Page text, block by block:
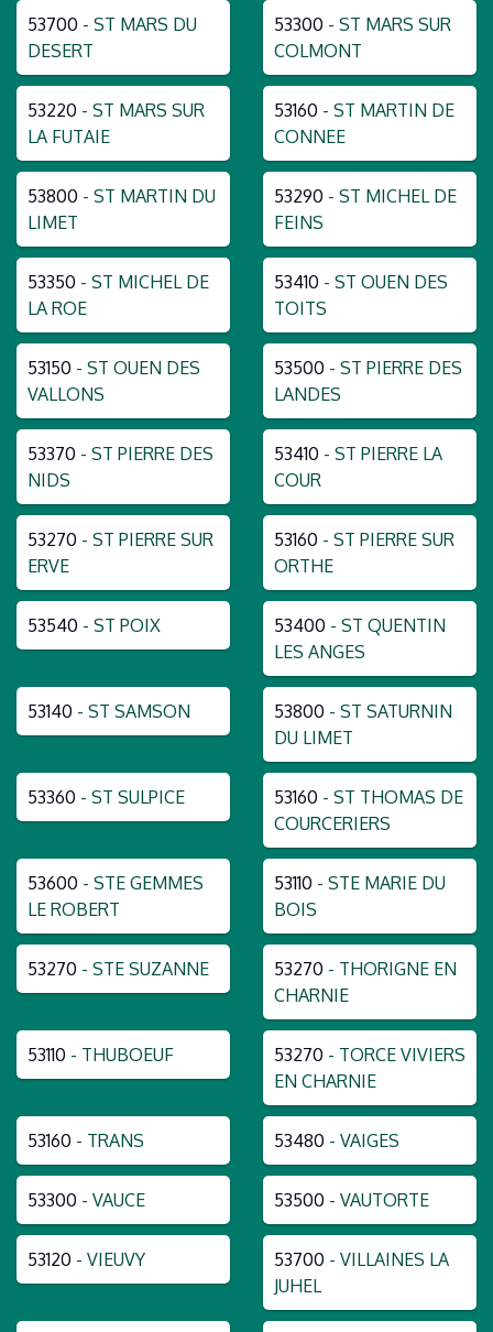
53700 - ST MARS DU
DESERT
53300 - ST MARS SUR
COLMONT
53220 - ST MARS SUR
LA FUTAIE
53160 - ST MARTIN DE
CONNEE
53800 - ST MARTIN DU
LIMET
53290 - ST MICHEL DE
FEINS
53350 - ST MICHEL DE
LA ROE
53410 - ST OUEN DES
TOITS
53150 - ST OUEN DES
VALLONS
53500 - ST PIERRE DES
LANDES
53370 - ST PIERRE DES
NIDS
53410 - ST PIERRE LA
COUR
53270 - ST PIERRE SUR
ERVE
53160 - ST PIERRE SUR
ORTHE
53540 - ST POIX 53400 - ST QUENTIN
LES ANGES
53140 - ST SAMSON 53800 - ST SATURNIN
DU LIMET
53360 - ST SULPICE 53160 - ST THOMAS DE
COURCERIERS
53600 - STE GEMMES
LE ROBERT
53110 - STE MARIE DU
BOIS
53270 - STE SUZANNE 53270 - THORIGNE EN
CHARNIE
53110 - THUBOEUF 53270 - TORCE VIVIERS
EN CHARNIE
53160 - TRANS 53480 - VAIGES
53300 - VAUCE 53500 - VAUTORTE
53120 - VIEUVY 53700 - VILLAINES LA
JUHEL